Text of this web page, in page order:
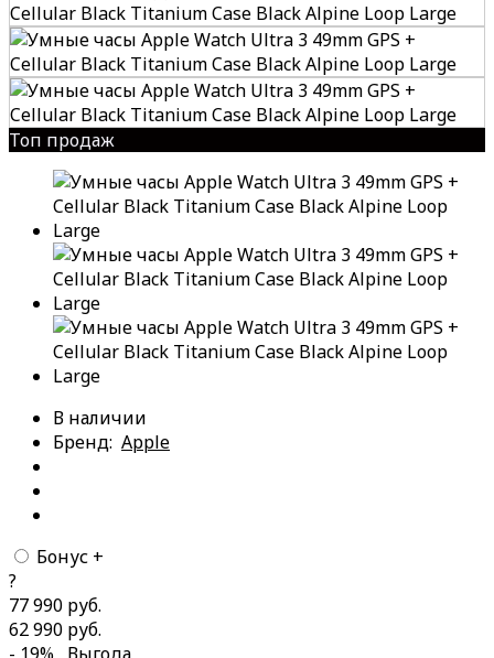
Топ продаж
В наличии
Бренд: Apple
Бонус +
?
77 990 руб.
62 990 руб.